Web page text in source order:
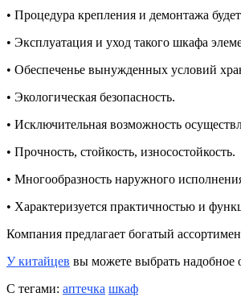
• Процедура крепления и демонтажа
• Эксплуатация и уход такого шкафа
• Обеспеченье вынужденных условий
• Экологическая безопасность.
• Исключительная возможность
• Прочность, стойкость, износостойкость.
• Многообразность наружного
• Характеризуется практичностью и
Компания предлагает богатый
У китайцев вы можете выбрать надобное
С тегами: аптечка шкаф